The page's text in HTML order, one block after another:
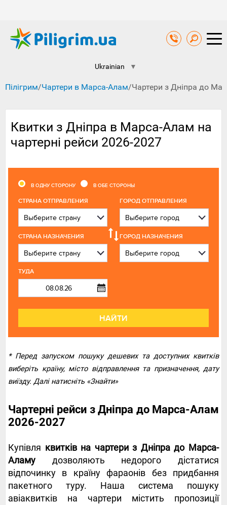
Ukrainian ▼
Пілігрим/Чартери в Марса-Алам/Чартери з Дніпра до
Квитки з Дніпра в Марса-Алам на
чартерні рейси ‍2026-2027
В ОДНУ СТОРОНУ В ОБЕ СТОРОНЫ
CТРАНА ОТПРАВЛЕНИЯ ГОРОД ОТПРАВЛЕНИЯ
СТРАНА НАЗНАЧЕНИЯ ГОРОД НАЗНАЧЕНИЯ
ТУДА
НАЙТИ
* Перед запуском пошуку дешевих та доступних квитків
виберіть країну, місто відправлення та призначення, дату
виїзду. Далі натисніть «Знайти»
Чартерні рейси з Дніпра до Марса-Алам
2026-2027
Купівля квитків на чартери з Дніпра до Марса-
Аламу дозволяють недорого дістатися
відпочинку в країну фараонів без придбання
пакетного туру. Наша система пошуку
авіаквитків на чартери містить пропозиції